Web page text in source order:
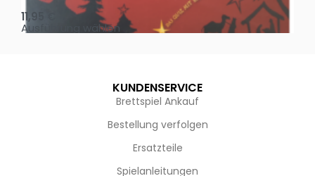
11,95
Ausführung wählen
KUNDENSERVICE
Brettspiel Ankauf
Bestellung verfolgen
Ersatzteile
Spielanleitungen